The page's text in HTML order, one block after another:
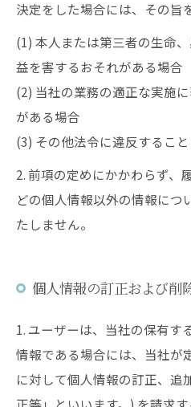
決定をした場合には、その旨
(1) 本人または第三者の生命
益を害するおそれがある場合
(2) 当社の業務の適正な実施
がある場合
(3) その他法令に違反するこ
2. 前項の定めにかかわらず、
どの個人情報以外の情報につ
たしません。
個人情報の訂正および削
1. ユーザーは、当社の保有す
情報である場合には、当社が
に対して個人情報の訂正、追